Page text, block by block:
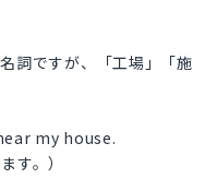
詞ですが、「工場」「施
my house.
す。）